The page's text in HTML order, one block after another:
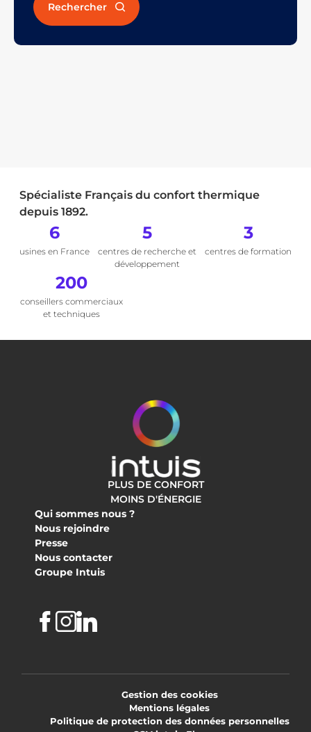
Rechercher
Spécialiste Français du confort thermique
depuis 1892.
6
usines en France
5
centres de recherche et
développement
3
centres de formation
200
conseillers commerciaux
et techniques
PLUS DE CONFORT
MOINS D'ÉNERGIE
Qui sommes nous ?
Nous rejoindre
Presse
Nous contacter
Groupe Intuis
Facebook
Instagram
Linkedin
Gestion des cookies
Mentions légales
Politique de protection des données personnelles